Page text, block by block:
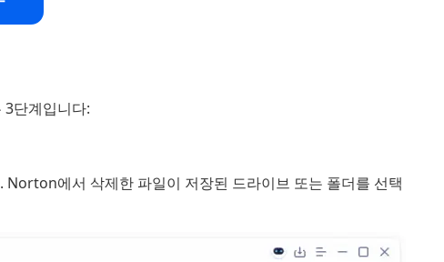
단계입니다:
에서 삭제한 파일이 저장된 드라이브 또는 폴더를 선택